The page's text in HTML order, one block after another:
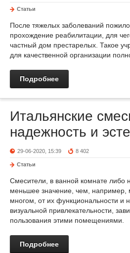
Статьи
После тяжелых заболеваний
прохождение реабилитации, для
частный дом престарелых. Такое
для качественной организации
Подробнее
Итальянские
надежность и
29-06-2020, 15:39 8 402
Статьи
Смесители, в ванной комнате либо
меньшее значение, чем, например,
многом, от их функциональности и
визуальной привлекательности,
пользования этими помещениями.
Подробнее